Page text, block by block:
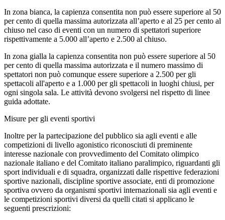
In zona bianca, la capienza consentita non può essere superiore al 50
per cento di quella massima autorizzata all’aperto e al 25 per cento al
chiuso nel caso di eventi con un numero di spettatori superiore
rispettivamente a 5.000 all’aperto e 2.500 al chiuso.
In zona gialla la capienza consentita non può essere superiore al 50
per cento di quella massima autorizzata e il numero massimo di
spettatori non può comunque essere superiore a 2.500 per gli
spettacoli all'aperto e a 1.000 per gli spettacoli in luoghi chiusi, per
ogni singola sala. Le attività devono svolgersi nel rispetto di linee
guida adottate.
Misure per gli eventi sportivi
Inoltre per la partecipazione del pubblico sia agli eventi e alle
competizioni di livello agonistico riconosciuti di preminente
interesse nazionale con provvedimento del Comitato olimpico
nazionale italiano e del Comitato italiano paralimpico, riguardanti gli
sport individuali e di squadra, organizzati dalle rispettive federazioni
sportive nazionali, discipline sportive associate, enti di promozione
sportiva ovvero da organismi sportivi internazionali sia agli eventi e
le competizioni sportivi diversi da quelli citati si applicano le
seguenti prescrizioni: